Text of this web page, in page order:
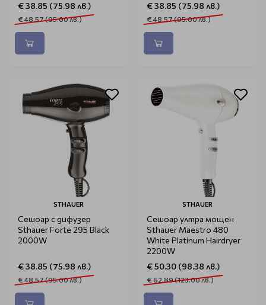
€ 38.85 (75.98 лв.)
€ 48.57 (95.00 лв.)
€ 38.85 (75.98 лв.)
€ 48.57 (95.00 лв.)
STHAUER
Сешоар с дифузер
Sthauer Forte 295 Black
2000W
€ 38.85 (75.98 лв.)
€ 48.57 (95.00 лв.)
STHAUER
Сешоар ултра мощен
Sthauer Maestro 480
White Platinum Hairdryer
2200W
€ 50.30 (98.38 лв.)
€ 62.89 (123.00 лв.)